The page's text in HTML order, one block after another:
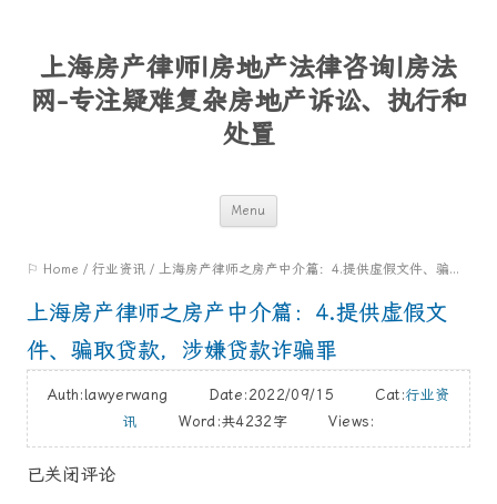
上海房产律师|房地产法律咨询|房法
网-专注疑难复杂房地产诉讼、执行和
处置
Menu
content
⚐ Home / 行业资讯 / 上海房产律师之房产中介篇：4.提供虚假文件、骗取贷款，涉嫌贷款诈骗罪
上海房产律师之房产中介篇：4.提供虚假文
件、骗取贷款，涉嫌贷款诈骗罪
Auth:lawyerwang Date:2022/09/15 Cat:行业资
讯 Word:共4232字 Views:
已关闭评论